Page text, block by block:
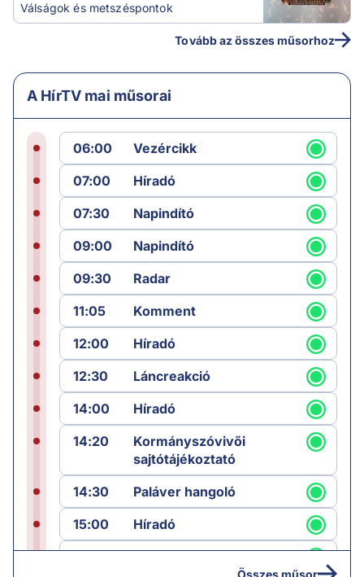
Válságok és metszéspontok
Tovább az összes műsorhoz
A HírTV mai műsorai
06:00
Vezércikk
07:00
Híradó
07:30
Napindító
09:00
Napindító
09:30
Radar
11:05
Komment
12:00
Híradó
12:30
Láncreakció
14:00
Híradó
14:20
Kormányszóvivői
sajtótájékoztató
14:30
Paláver hangoló
15:00
Híradó
Összes műsor